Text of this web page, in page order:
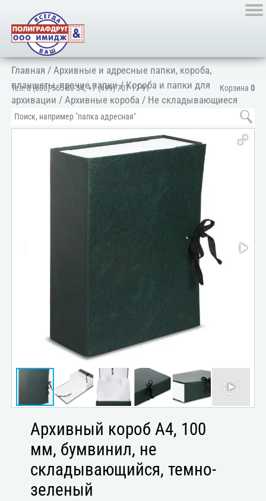
Корзина 0
Тел:8 (800) 555-80-54,+7 (499) 707-17-91
Главная /Архивные и адресные папки, короба,
планшеты, прочие папки/Короба и папки для
архивации /Архивные короба / Не складывающиеся
короба/
Архивный короб А4, 100
мм, бумвинил, не
складывающийся, темно-
зеленый